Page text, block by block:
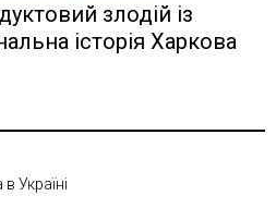
злодій із
історія Харкова
в Україні